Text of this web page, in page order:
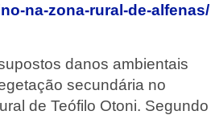
na-zona-rural-de-alfenas/
danos ambientais
secundária no
de Teófilo Otoni. Segundo